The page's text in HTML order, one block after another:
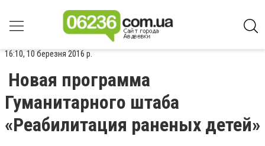
16:10, 10 березня 2016 р.
Новая программа
Гуманитарного штаба
«Реабилитация раненых детей»